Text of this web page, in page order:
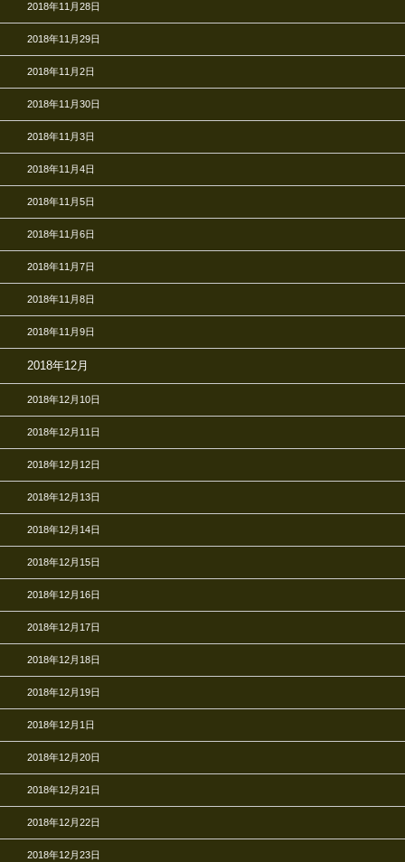
2018年11月28日
2018年11月29日
2018年11月2日
2018年11月30日
2018年11月3日
2018年11月4日
2018年11月5日
2018年11月6日
2018年11月7日
2018年11月8日
2018年11月9日
2018年12月
2018年12月10日
2018年12月11日
2018年12月12日
2018年12月13日
2018年12月14日
2018年12月15日
2018年12月16日
2018年12月17日
2018年12月18日
2018年12月19日
2018年12月1日
2018年12月20日
2018年12月21日
2018年12月22日
2018年12月23日